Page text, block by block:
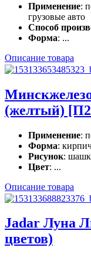
Применение:
грузовые авто
Способ
Форма: ...
Описание товара
(желтый)
Применение:
Форма:
Рисунок:
Цвет: ...
Описание товара
Jadar Луна
цветов)